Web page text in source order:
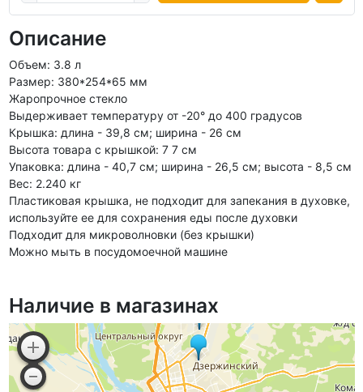
Описание
Объем: 3.8 л
Размер: 380*254*65 мм
Жаропрочное стекло
Выдерживает температуру от -20° до 400 градусов
Крышка: длина - 39,8 см; ширина - 26 см
Высота товара с крышкой: 7 7 см
Упаковка: длина - 40,7 см; ширина - 26,5 см; высота - 8,5 см
Вес: 2.240 кг
Пластиковая крышка, не подходит для запекания в духовке,
используйте ее для сохранения еды после духовки
Подходит для микроволновки (без крышки)
Можно мыть в посудомоечной машине
Наличие в магазинах